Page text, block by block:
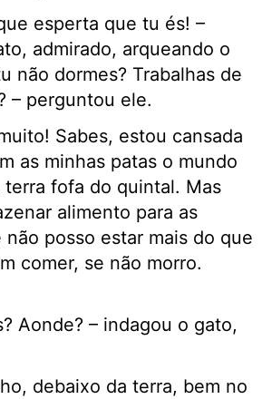
esperta que tu és! –
admirado, arqueando o
não dormes? Trabalhas de
– perguntou ele.
Sabes, estou cansada
as minhas patas o mundo
fofa do quintal. Mas
alimento para as
não posso estar mais do que
comer, se não morro.
Aonde? – indagou o gato,
debaixo da terra, bem no